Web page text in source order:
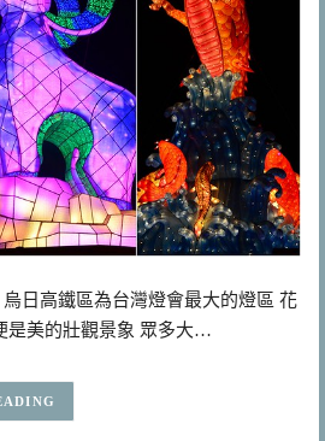
日高鐵區為台灣燈會最大的燈區 花
是美的壯觀景象 眾多大…